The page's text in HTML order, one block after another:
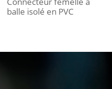
balle isolé en PVC